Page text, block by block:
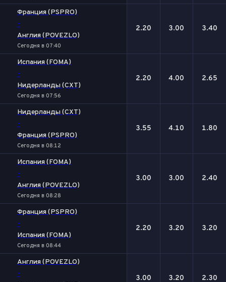
Франция (PSPRO)
-
Англия (POVEZLO)
Сегодня в 07:40
2.20 3.00 3.40
Испания (FOMA)
-
Нидерланды (CXT)
Сегодня в 07:56
2.20 4.00 2.65
Нидерланды (CXT)
-
Франция (PSPRO)
Сегодня в 08:12
3.55 4.10 1.80
Испания (FOMA)
-
Англия (POVEZLO)
Сегодня в 08:28
3.00 3.00 2.40
Франция (PSPRO)
-
Испания (FOMA)
Сегодня в 08:44
2.20 3.20 3.20
Англия (POVEZLO)
- 3.00 3.20 2.30